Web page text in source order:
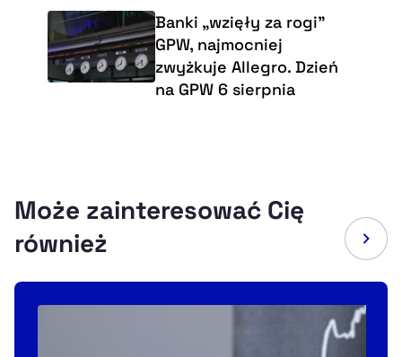
Banki „wzięły za rogi"
GPW, najmocniej
zwyżkuje Allegro. Dzień
na GPW 6 sierpnia
Może zainteresować Cię
również